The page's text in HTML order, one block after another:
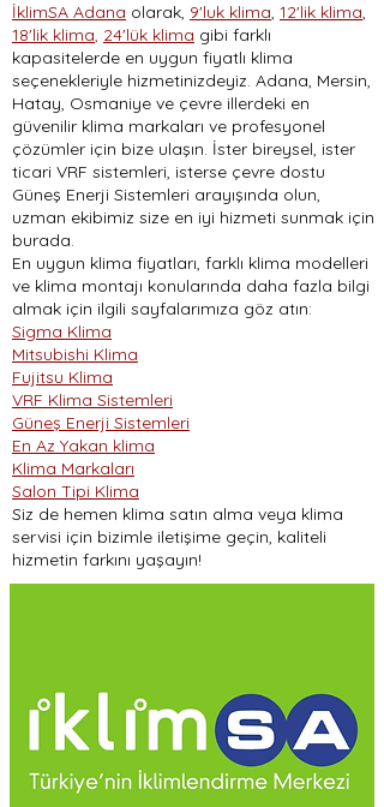
İklimSA Adana olarak, 9'luk klima, 12'lik klima,
18'lik klima, 24'lük klima gibi farklı
kapasitelerde en uygun fiyatlı klima
seçenekleriyle hizmetinizdeyiz. Adana, Mersin,
Hatay, Osmaniye ve çevre illerdeki en
güvenilir klima markaları ve profesyonel
çözümler için bize ulaşın. İster bireysel, ister
ticari VRF sistemleri, isterse çevre dostu
Güneş Enerji Sistemleri arayışında olun,
uzman ekibimiz size en iyi hizmeti sunmak için
burada.
En uygun klima fiyatları, farklı klima modelleri
ve klima montajı konularında daha fazla bilgi
almak için ilgili sayfalarımıza göz atın:
Sigma Klima
Mitsubishi Klima
Fujitsu Klima
VRF Klima Sistemleri
Güneş Enerji Sistemleri
En Az Yakan klima
Klima Markaları
Salon Tipi Klima
Siz de hemen klima satın alma veya klima
servisi için bizimle iletişime geçin, kaliteli
hizmetin farkını yaşayın!